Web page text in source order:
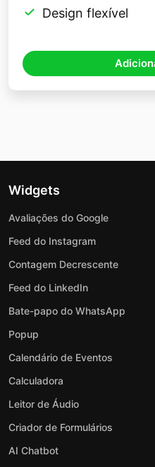
Design flexível
Widgets
Avaliações do Google
Feed do Instagram
Contagem Decrescente
Feed do LinkedIn
Bate-papo do WhatsApp
Popup
Calendário de Eventos
Calculadora
Leitor de Áudio
Criador de Formulários
AI Chatbot